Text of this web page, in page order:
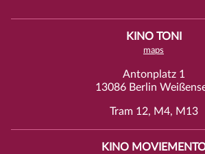
KINO TONI
maps
Antonplatz 1
13086 Berlin
Tram 12, M4, M13
KINO